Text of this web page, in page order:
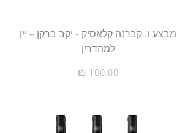
מבצע 3 קברנה קלאסיק - יקב ברקן – יין
למהדרין
מחיר